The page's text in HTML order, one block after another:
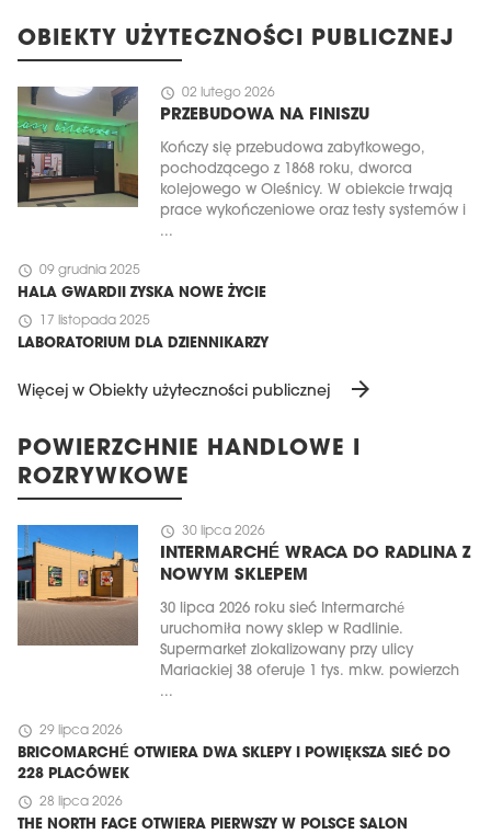
OBIEKTY UŻYTECZNOŚCI PUBLICZNEJ
schedule 02 lutego 2026
PRZEBUDOWA NA FINISZU
Kończy się przebudowa zabytkowego,
pochodzącego z 1868 roku, dworca
kolejowego w Oleśnicy. W obiekcie trwają
prace wykończeniowe oraz testy systemów i
...
schedule 09 grudnia 2025
HALA GWARDII ZYSKA NOWE ŻYCIE
schedule 17 listopada 2025
LABORATORIUM DLA DZIENNIKARZY
Więcej w Obiekty użyteczności publicznej arrow_forward
POWIERZCHNIE HANDLOWE I
ROZRYWKOWE
schedule 30 lipca 2026
INTERMARCHÉ WRACA DO RADLINA Z
NOWYM SKLEPEM
30 lipca 2026 roku sieć Intermarché
uruchomiła nowy sklep w Radlinie.
Supermarket zlokalizowany przy ulicy
Mariackiej 38 oferuje 1 tys. mkw. powierzch
...
schedule 29 lipca 2026
BRICOMARCHÉ OTWIERA DWA SKLEPY I POWIĘKSZA SIEĆ DO
228 PLACÓWEK
schedule 28 lipca 2026
THE NORTH FACE OTWIERA PIERWSZY W POLSCE SALON